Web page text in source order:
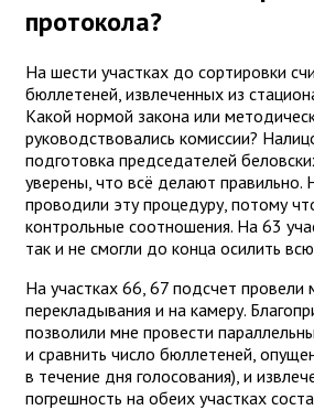
протокола?
На шести участках до сортировки
бюллетеней, извлеченных из
Какой нормой закона или
руководствовались комиссии?
подготовка председателей
уверены, что всё делают правильно.
проводили эту процедуру, потому
контрольные соотношения. На 63
так и не смогли до конца осилить
На участках 66, 67 подсчет
перекладывания и на камеру.
позволили мне провести
и сравнить число бюллетеней,
в течение дня голосования), и
погрешность на обеих участках